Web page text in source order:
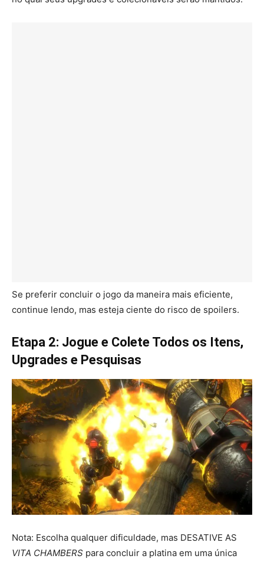
Se preferir concluir o jogo da maneira mais eficiente,
continue lendo, mas esteja ciente do risco de spoilers.
Etapa 2: Jogue e Colete Todos os Itens,
Upgrades e Pesquisas
Nota: Escolha qualquer dificuldade, mas DESATIVE AS
VITA CHAMBERS para concluir a platina em uma única